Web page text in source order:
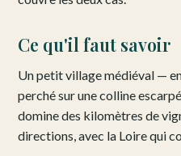
Ce qu'il faut savoir
Un petit village médiéval —
perché sur une colline
domine des kilomètres de
directions, avec la Loire qui